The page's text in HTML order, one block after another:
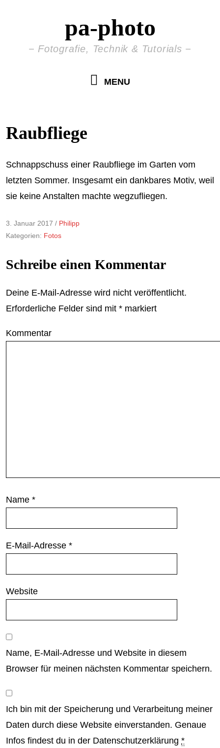
pa-photo
Fotografie, Technik & Tutorials
MENU
Raubfliege
Schnappschuss einer Raubfliege im Garten vom
letzten Sommer. Insgesamt ein dankbares Motiv, weil
sie keine Anstalten machte wegzufliegen.
3. Januar 2017 / Philipp
Kategorien: Fotos
Schreibe einen Kommentar
Deine E-Mail-Adresse wird nicht veröffentlicht.
Erforderliche Felder sind mit * markiert
Kommentar
Name *
E-Mail-Adresse *
Website
Name, E-Mail-Adresse und Website in diesem
Browser für meinen nächsten Kommentar speichern.
Ich bin mit der Speicherung und Verarbeitung meiner
Daten durch diese Website einverstanden. Genaue
Infos findest du in der Datenschutzerklärung *